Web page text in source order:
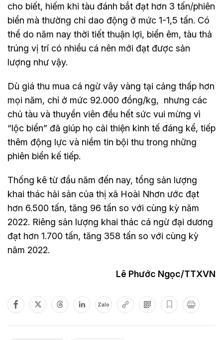
cho biết, hiếm khi tàu đánh bắt đạt hơn 3 tấn/phiên
biển mà thường chỉ dao động ở mức 1-1,5 tấn. Có
thể do năm nay thời tiết thuận lợi, biển êm, tàu thả
trúng vị trí có nhiều cá nên mới đạt được sản
lượng như vậy.
Dù giá thu mua cá ngừ vây vàng tại cảng thấp hơn
mọi năm, chỉ ở mức 92.000 đồng/kg, nhưng các
chủ tàu và thuyền viên đều hết sức vui mừng vì
“lộc biển” đã giúp họ cải thiện kinh tế đáng kể, tiếp
thêm động lực và niềm tin bội thu trong những
phiên biển kế tiếp.
Thống kê từ đầu năm đến nay, tổng sản lượng
khai thác hải sản của thị xã Hoài Nhơn ước đạt
hơn 6.500 tấn, tăng 96 tấn so với cùng kỳ năm
2022. Riêng sản lượng khai thác cá ngừ đại dương
đạt hơn 1.700 tấn, tăng 358 tấn so với cùng kỳ
năm 2022.
Lê Phước Ngọc/TTXVN
Zalo